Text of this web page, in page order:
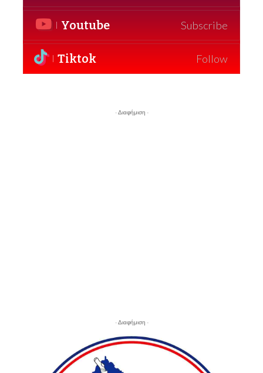
Youtube Subscribe
Tiktok Follow
- Διαφήμιση -
- Διαφήμιση -